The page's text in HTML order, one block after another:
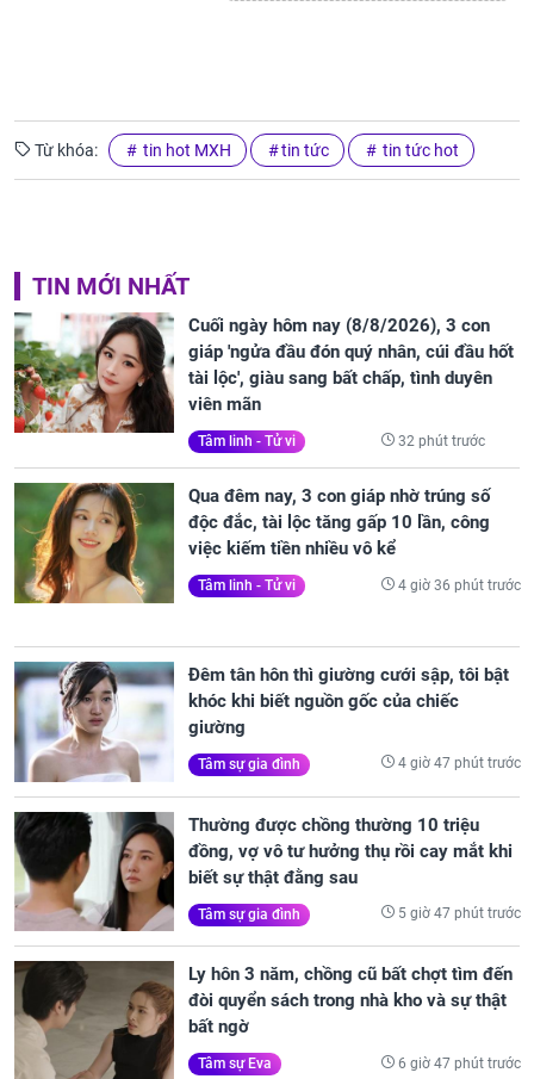
Từ khóa: tin hot MXH tin tức tin tức hot
TIN MỚI NHẤT
Cuối ngày hôm nay (8/8/2026), 3 con
giáp 'ngửa đầu đón quý nhân, cúi đầu hốt
tài lộc', giàu sang bất chấp, tình duyên
viên mãn
Tâm linh - Tử vi 32 phút trước
Qua đêm nay, 3 con giáp nhờ trúng số
độc đắc, tài lộc tăng gấp 10 lần, công
việc kiếm tiền nhiều vô kể
Tâm linh - Tử vi 4 giờ 36 phút trước
Đêm tân hôn thì giường cưới sập, tôi bật
khóc khi biết nguồn gốc của chiếc
giường
Tâm sự gia đình 4 giờ 47 phút trước
Thường được chồng thường 10 triệu
đồng, vợ vô tư hưởng thụ rồi cay mắt khi
biết sự thật đằng sau
Tâm sự gia đình 5 giờ 47 phút trước
Ly hôn 3 năm, chồng cũ bất chợt tìm đến
đòi quyển sách trong nhà kho và sự thật
bất ngờ
Tâm sự Eva 6 giờ 47 phút trước